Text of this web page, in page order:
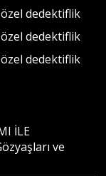
özel dedektiflik
özel dedektiflik
özel dedektiflik
İLE
ve